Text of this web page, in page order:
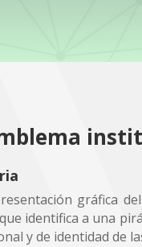
gráfica
identifica a una
y de identidad de